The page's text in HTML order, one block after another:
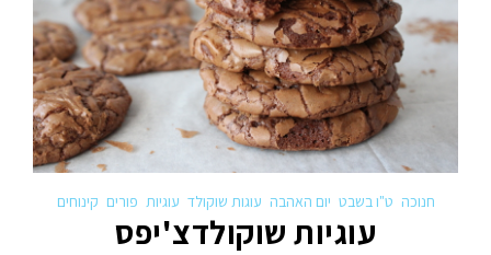
חנוכה ט"ו בשבט יום האהבה עוגות שוקולד עוגיות פורים קינוחים
עוגיות שוקולדצ'יפס